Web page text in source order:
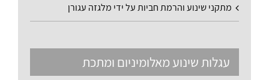
מתקני שינוע והרמת חביות על ידי מלגזה עגורן
עגלות שינוע מאלומיניום ומתכת